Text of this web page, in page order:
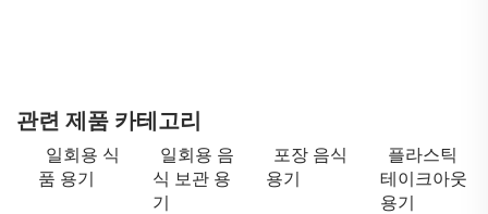
관련 제품 카테고리
일회용 식
품 용기
일회용 음
식 보관 용
기
포장 음식
용기
플라스틱
테이크아웃
용기